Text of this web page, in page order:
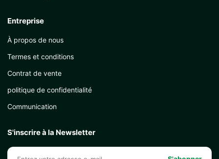
Entreprise
À propos de nous
Termes et conditions
Contrat de vente
politique de confidentialité
Communication
S'inscrire à la Newsletter